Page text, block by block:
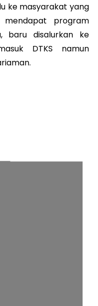
ke masyarakat yang
mendapat program
baru disalurkan ke
DTKS namun